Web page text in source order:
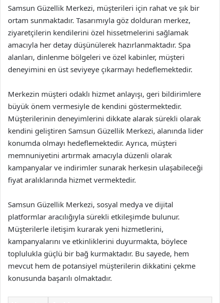
Samsun Güzellik Merkezi, müşterileri için rahat ve şık bir
ortam sunmaktadır. Tasarımıyla göz dolduran merkez,
ziyaretçilerin kendilerini özel hissetmelerini sağlamak
amacıyla her detay düşünülerek hazırlanmaktadır. Spa
alanları, dinlenme bölgeleri ve özel kabinler, müşteri
deneyimini en üst seviyeye çıkarmayı hedeflemektedir.
Merkezin müşteri odaklı hizmet anlayışı, geri bildirimlere
büyük önem vermesiyle de kendini göstermektedir.
Müşterilerinin deneyimlerini dikkate alarak sürekli olarak
kendini geliştiren Samsun Güzellik Merkezi, alanında lider
konumda olmayı hedeflemektedir. Ayrıca, müşteri
memnuniyetini artırmak amacıyla düzenli olarak
kampanyalar ve indirimler sunarak herkesin ulaşabileceği
fiyat aralıklarında hizmet vermektedir.
Samsun Güzellik Merkezi, sosyal medya ve dijital
platformlar aracılığıyla sürekli etkileşimde bulunur.
Müşterilerle iletişim kurarak yeni hizmetlerini,
kampanyalarını ve etkinliklerini duyurmakta, böylece
toplulukla güçlü bir bağ kurmaktadır. Bu sayede, hem
mevcut hem de potansiyel müşterilerin dikkatini çekme
konusunda başarılı olmaktadır.